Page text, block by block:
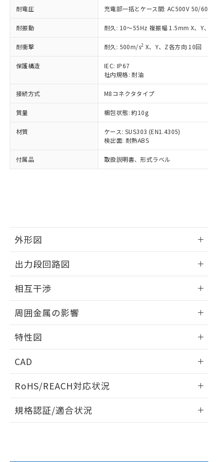
耐電圧 充電部一括とケース間: AC500V 50/
耐振動 耐久: 10～55Hz 複振幅 1.5mm X、Y、Z
耐衝撃 耐久: 500m/s2 X、Y、Z各方向 10回
保護構造
IEC: IP67
社内規格: 耐油
接続方式 M8コネクタタイプ
質量 梱包状態: 約10g
材質
ケース: SUS303 (EN1.4305)
検出面: 耐熱ABS
付属品 取扱説明書、形式ラベル
外形図
外形図
出力段回路図
出力段回路図
相互干渉
相互干渉
周囲金属の影響
周囲金属の影響
L: 0mm以上、φd: 4mm以上、m: 5mm以上、D: 0mm以
特性図
検出物体の大きさと材質による影響
CAD
ドすることができます。
ログイン/会員登録
RoHS/REACH対応状況
EU RoHS 注意事項・凡例
規格認証/適合状況
タに基づき作成されるものであり、閲
覧された時点での実際の在庫および標
準価格とは異なる場合があることをご
了承ください。
正式な納期状況および標準価格はお客
様のお取引先、またはお客様担当のオ
ムロン制御機器販売店・当社販売員に
ご相談ください。
オムロン制御機器販売店や当社販売拠
販売ネットワーク
」をご確認
在庫状況および標準価格結果を当社の
事前の承諾なく第三者に漏洩または開
示しないようお願いします。
マイパーツ機能（部品リスト作成サー
ビス）をご利用いただくには、I-Web
メンバーズにご登録されている必要が
※当社の共同利用者とは、"個人情報
の共同利用に関して"
鉛(Pb) 1000ppm以下、 水銀(Hg) 1000ppm以下、 カド
ミウム(Cd) 100ppm以下、
六価クロム(Cr(Ⅵ)) 1000ppm以下、ポリ臭化ビフェニル
類(PBB) 1000ppm以下、ポリ臭化ジフェニルエーテル類
(PBDE) 1000ppm以下、フタル酸ビス(2-エチルヘキシ
ル) (DEHP)(別名：DOP) 1000ppm以下、フタル酸ブチ
(DIBP) 1000ppm以下
但し、RoHS指令で産業用監視および制御機器に対する
フタル酸エステル類の４物質については閾値を超える意
図的な使用がないことを確認しています。
部品在庫の切り替え状況などにより、予定
月が前後することがあります。
とができます。
51物質の非含有証明書（当社基準）
※本証明書は発行日時点で非含有を証明す
るもので、過去に遡って非含有を証明する
ものではありません。
また、RoHS指令のフタル酸エステル類４
物質の対応では、対応完了までの期間は出
既に当社にて対応品への在庫切替を完了
していることから、特段のことがない限
す。
*中国RoHS10物質の基準値 (GB/T26572)：
Pb(鉛) :1000ppm、 Hg(水銀) : 1000ppm、 Cd(カドミウ
Cr(Ⅵ)(六価クロム) : 1000ppm、 PBBs(ポリ臭化ビフェ
ニル類) : 1000ppm、 PBDEs(ポリ臭化ジフェニルエーテ
DBP(フタル酸ジブチル) : 1000ppm、 DIBP(フタル酸ジ
ル) : 1000ppm、
DEHP(フタル酸ビス(2-エチルヘキシル)) : 1000ppm
※2 環境保護使用期限
「ｅ」：有害物質（10物質）のすべてが基
準値以下であることを示します。
「10」：通常の使用状況下において有害物
質が外部に漏えいし、環境に深刻な影響を
及ぼさない年数を意味します。
または国外への提供する場合は、日本
国政府の輸出許可(または役務取引許
可)を取得するなどの必要な手続きを
当社は規制貨物を破棄する場合は、完
全に破砕するなど、違法に輸出されな
いよう必要な手段を講じます。
当社は貴社製品を、核兵器、ミサイ
ル、化学兵器、生物兵器またはその他
武器並びにこれらの製造装置等に一切
使用いたしません。
当社は、貴社製品を第三者に販売する
場合は、上記1、2および3の内容を当
該第三者に通知します。また当社は、
販売先および販売に係わる関係者が違
法に輸出するおそれがある場合は、取
り引きをいたしません。
合意する キャンセル
一定数以上の在庫あり
一定数には満たないが在庫あり
在庫なし(最新の在庫状況につ
いては、お客様のお取引先、ま
たはお客様担当のオムロン制御
機器販売店・当社販売員にご確
認ください)
受注生産機種、また在庫状況の
情報を公開していない機種